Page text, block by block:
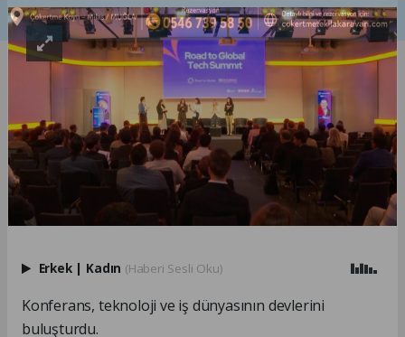
Erkek | Kadın (Haberi Sesli Oku)
Konferans, teknoloji ve iş dünyasının devlerini
buluşturdu.